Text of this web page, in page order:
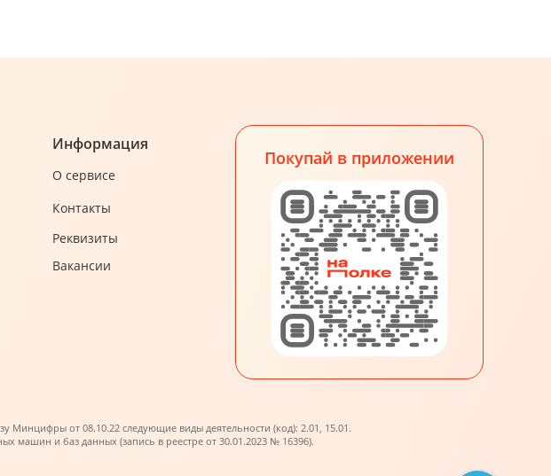
Информация
О сервисе
Контакты
Реквизиты
Вакансии
Покупай в приложении
Минцифры от 08.10.22 следующие виды деятельности (код): 2.01, 15.01.
машин и баз данных (запись в реестре от 30.01.2023 № 16396).